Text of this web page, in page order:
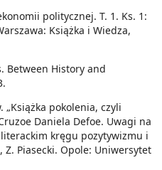
politycznej. T. 1. Ks. 1:
Książka i Wiedza,
Between History and
„Książka pokolenia, czyli
Daniela Defoe. Uwagi na
kręgu pozytywizmu i
Z. Piasecki. Opole: Uniwersytet